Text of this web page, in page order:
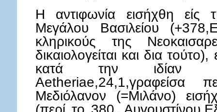
H αντιφωνία εισήχθη είς
Μεγάλου Βασιλείου
κληρικούς της
δικαιολογείται και δια
κατά την ιδίαν
Μεδιόλανον (=Μιλάνο)